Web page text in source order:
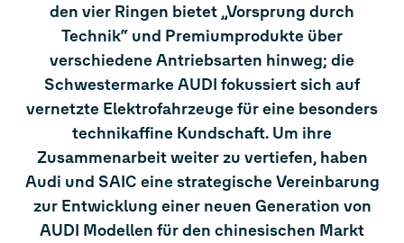
den vier Ringen bietet „Vorsprung durch
Technik“ und Premiumprodukte über
verschiedene Antriebsarten hinweg; die
Schwestermarke AUDI fokussiert sich auf
vernetzte Elektrofahrzeuge für eine besonders
technikaffine Kundschaft. Um ihre
Zusammenarbeit weiter zu vertiefen, haben
Audi und SAIC eine strategische Vereinbarung
zur Entwicklung einer neuen Generation von
AUDI Modellen für den chinesischen Markt